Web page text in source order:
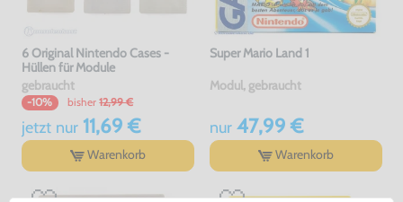
6 Original Nintendo Cases -
Hüllen für Module
gebraucht
-10% bisher 12,99 €
jetzt nur11,69 €
Warenkorb
Super Mario Land 1
Modul, gebraucht
nur47,99 €
Warenkorb